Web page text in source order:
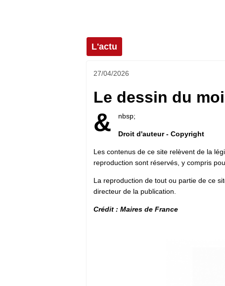
L'actu
27/04/2026
Le dessin du
& nbsp;
Droit d'auteur - Copyright
Les contenus de ce site relèvent de la
reproduction sont réservés, y compris
La reproduction de tout ou partie de ce
directeur de la publication.
Crédit : Maires de France